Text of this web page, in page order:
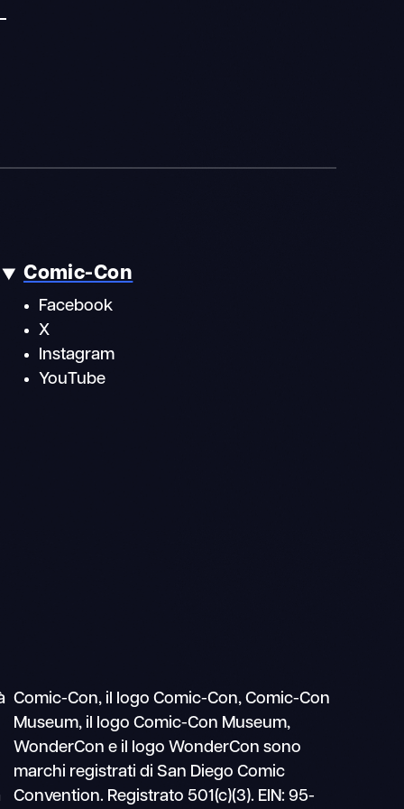
Comic-Con
Facebook
X
Instagram
YouTube
Comic-Con, il logo Comic-Con, Comic-Con
Museum, il logo Comic-Con Museum,
WonderCon e il logo WonderCon sono
marchi registrati di San Diego Comic
Convention. Registrato 501(c)(3). EIN: 95-